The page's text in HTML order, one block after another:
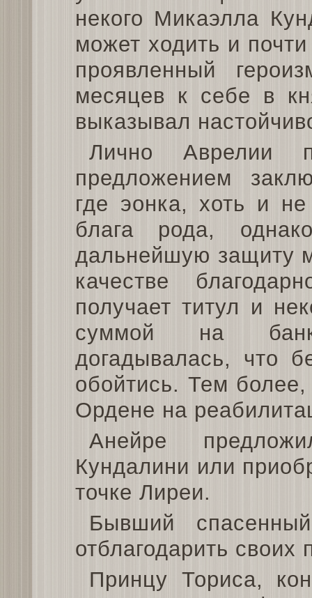
некого Микаэлла
может ходить и
проявленный
месяцев к себе в
выказывал
Лично Аврелии
предложением
где эонка, хоть и
блага рода,
дальнейшую защиту
качестве
получает титул и
суммой на
догадывалась, что
обойтись. Тем
Ордене на
Анейре
Кундалини или
точке Лиреи.
Бывший
отблагодарить
Принцу Ториса,